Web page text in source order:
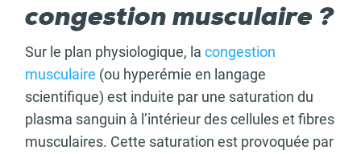
congestion musculaire ?
Sur le plan physiologique, la congestion
musculaire (ou hyperémie en langage
scientifique) est induite par une saturation du
plasma sanguin à l’intérieur des cellules et fibres
musculaires. Cette saturation est provoquée par